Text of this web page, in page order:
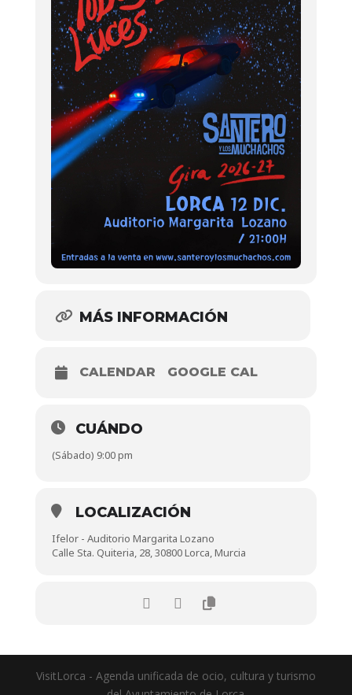
MÁS INFORMACIÓN
CALENDAR GOOGLE CAL
CUÁNDO
(Sábado) 9:00 pm
LOCALIZACIÓN
Ifelor - Auditorio Margarita Lozano
Calle Sta. Quiteria, 28, 30800 Lorca, Murcia
VisitLorca - Agenda unificada de ocio, cultura y turismo